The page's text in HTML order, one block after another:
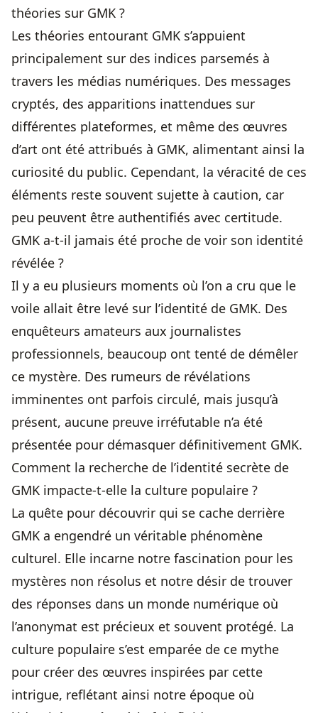
théories sur GMK ?
Les théories entourant GMK s’appuient
principalement sur des indices parsemés à
travers les médias numériques. Des messages
cryptés, des apparitions inattendues sur
différentes plateformes, et même des œuvres
d’art ont été attribués à GMK, alimentant ainsi la
curiosité du public. Cependant, la véracité de ces
éléments reste souvent sujette à caution, car
peu peuvent être authentifiés avec certitude.
GMK a-t-il jamais été proche de voir son identité
révélée ?
Il y a eu plusieurs moments où l’on a cru que le
voile allait être levé sur l’identité de GMK. Des
enquêteurs amateurs aux journalistes
professionnels, beaucoup ont tenté de démêler
ce mystère. Des rumeurs de révélations
imminentes ont parfois circulé, mais jusqu’à
présent, aucune preuve irréfutable n’a été
présentée pour démasquer définitivement GMK.
Comment la recherche de l’identité secrète de
GMK impacte-t-elle la culture populaire ?
La quête pour découvrir qui se cache derrière
GMK a engendré un véritable phénomène
culturel. Elle incarne notre fascination pour les
mystères non résolus et notre désir de trouver
des réponses dans un monde numérique où
l’anonymat est précieux et souvent protégé. La
culture populaire s’est emparée de ce mythe
pour créer des œuvres inspirées par cette
intrigue, reflétant ainsi notre époque où